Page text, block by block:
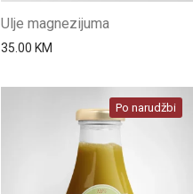
Ulje magnezijuma
35.00 KM
Po narudžbi